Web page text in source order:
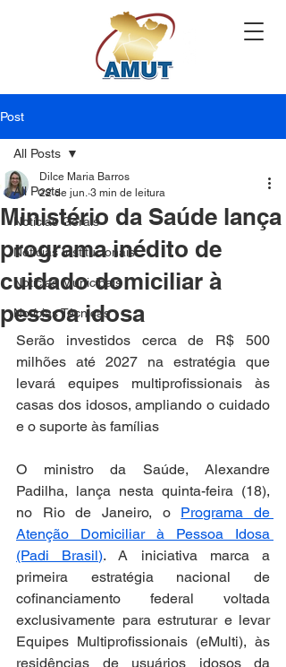
Post
All Posts
Notícias Gerais
Notícias Institucionais
Notícias Municipais
Notícias Técnicas
All Posts
Ministério da Saúde lança
programa inédito de
cuidado domiciliar à
pessoa idosa
Dilce Maria Barros
22 de jun. 3 min de leitura
Serão investidos cerca de R$ 500
milhões até 2027 na estratégia que
levará equipes multiprofissionais às
casas dos idosos, ampliando o cuidado
e o suporte às famílias
O ministro da Saúde, Alexandre
Padilha, lança nesta quinta-feira (18),
no Rio de Janeiro, o Programa de
Atenção Domiciliar à Pessoa Idosa
(Padi Brasil). A iniciativa marca a
primeira estratégia nacional de
cofinanciamento federal voltada
exclusivamente para estruturar e levar
Equipes Multiprofissionais (eMulti), às